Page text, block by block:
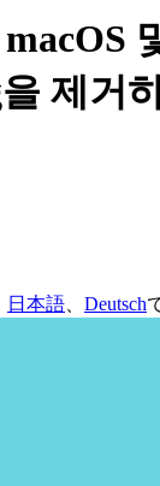
제거
日本語 Deutsch